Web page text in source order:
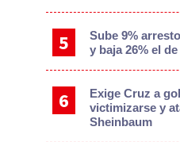
Sube 9%
y baja 26% el
Exige Cruz a
victimizarse y
Sheinbaum